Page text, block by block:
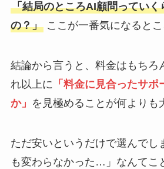
「結局のところAI顧問っていく
の？」ここが一番気になるとこ
結論から言うと、料金はもちろ
れ以上に 「料金に見合ったサ
か」 を見極めることが何よりも
ただ安いというだけで選んでし
も変わらなかった…」なんてこ